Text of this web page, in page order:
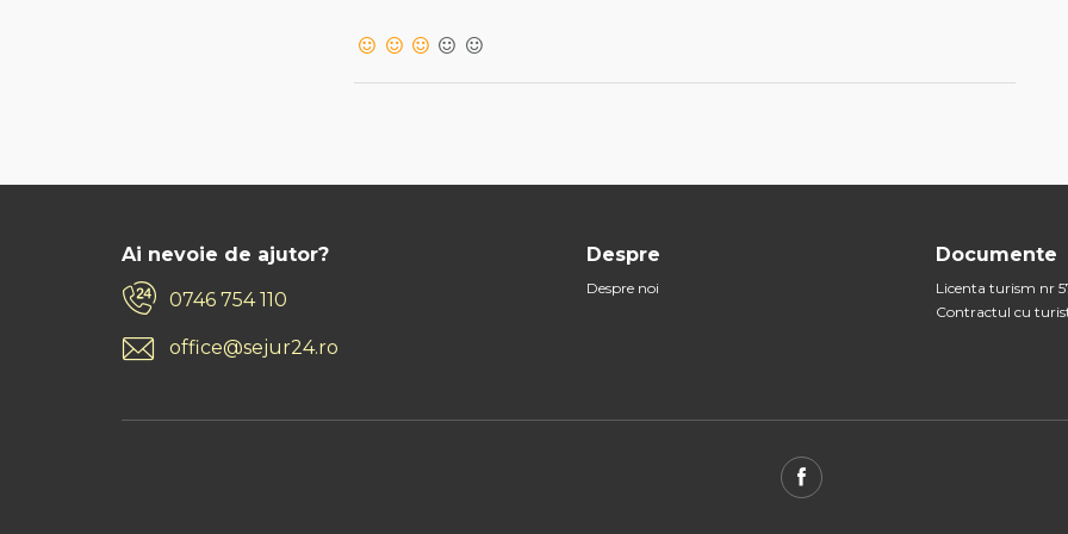
Ai nevoie de ajutor?
0746 754 110
office@sejur24.ro
Despre
Despre noi
Documente
Licenta turism nr
Contractul cu